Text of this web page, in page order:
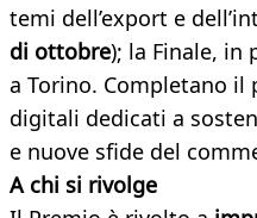
temi dell’export e
di ottobre); la Finale, in
a Torino. Completano il
digitali dedicati a
e nuove sfide del
A chi si rivolge